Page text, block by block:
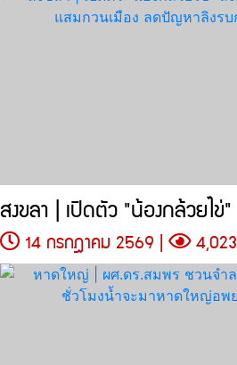
สงขลา | เปิดตัว "น้องกล้วยไข่"
14 กรกฎาคม 2569 | 4,023